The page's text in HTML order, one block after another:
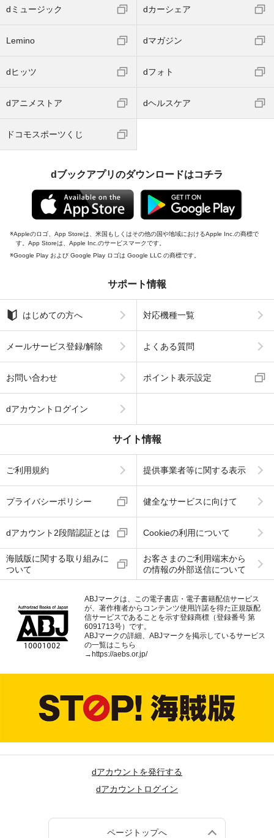
dミュージック dカーシェア
Lemino dマガジン
dヒッツ dフォト
dアニメストア dヘルスケア
ドコモスポーツくじ
dブックアプリのダウンロードはコチラ
Appleのロゴ、App Storeは、米国もしくはその他の国や地域におけるApple Inc.の商標で
す。App Storeは、Apple Inc.のサービスマークです。
Google Play および Google Play ロゴは Google LLC の商標です。
サポート情報
はじめての方へ 対応機種一覧
メールサービス登録/解除 よくある質問
お問い合わせ ポイント表示設定
dアカウントログイン
サイト情報
ご利用規約 提供事業者等に関する表示
プライバシーポリシー 健全なサービスに向けて
dアカウント2段階認証とは Cookieの利用について
海賊版に関する取り組みに
ついて
お客さまのご利用端末から
の情報の外部送信について
ABJマークは、この電子書店・電子書籍配信サービス
が、著作権者からコンテンツ使用許諾を得た正規版配
信サービスであることを示す登録商標（登録番号 第
6091713号）です。
ABJマークの詳細、ABJマークを掲示しているサービス
の一覧はこちら
→ https://aebs.or.jp/
dアカウントを発行する
dアカウントログイン
ページトップへ